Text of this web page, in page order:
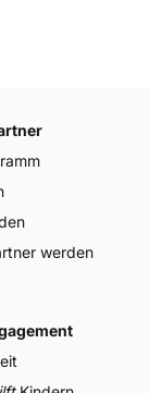
werden